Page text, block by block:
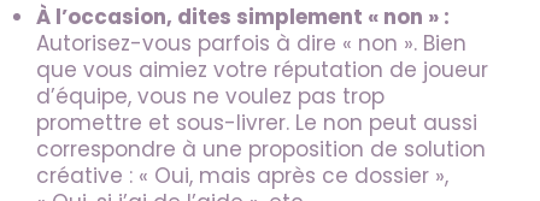
À l’occasion, dites simplement « non » :
Autorisez-vous parfois à dire « non ». Bien
que vous aimiez votre réputation de joueur
d’équipe, vous ne voulez pas trop
promettre et sous-livrer. Le non peut aussi
correspondre à une proposition de solution
créative : « Oui, mais après ce dossier »,